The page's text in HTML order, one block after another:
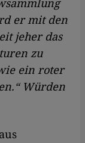
er mit den
jeher das
zu
ein roter
Würden